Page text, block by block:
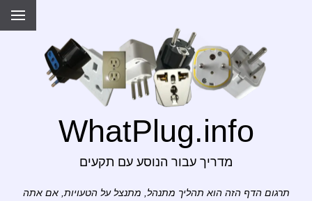
WhatPlug.info
מדריך עבור הנוסע עם תקעים
תרגום הדף הזה הוא תהליך מתנהל, מתנצל על הטעויות, אם אתה